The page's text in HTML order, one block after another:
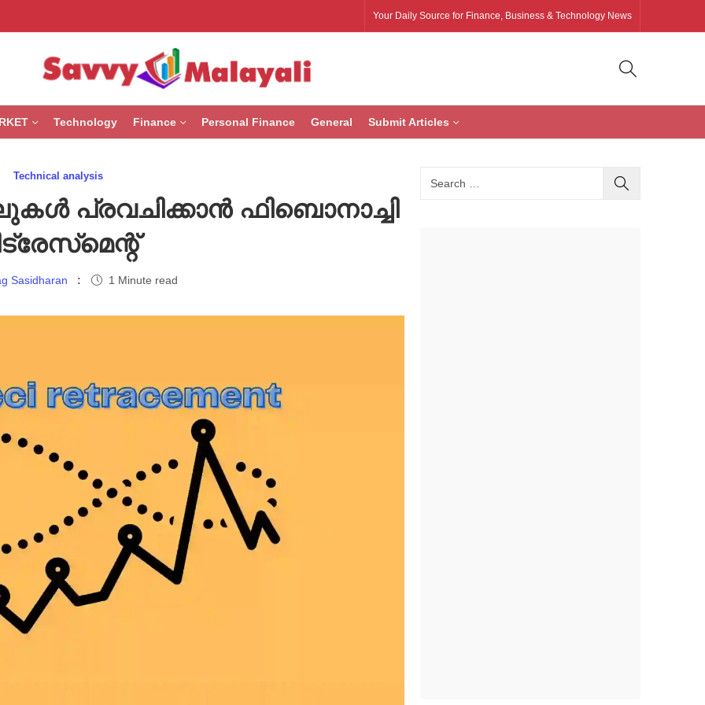
Your Daily Source for Finance, Business & Technology News
Technology Finance Personal Finance General Submit Articles
Technical analysis
പ്രവചിക്കാൻ ഫിബൊനാച്ചി
Sasidharan 1 Minute read